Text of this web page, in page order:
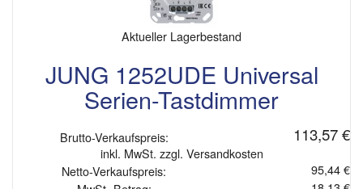
Aktueller Lagerbestand
JUNG 1252UDE Universal
Serien-Tastdimmer
Brutto-Verkaufspreis: 113,57 €
inkl. MwSt. zzgl. Versandkosten
Netto-Verkaufspreis:
95,44 €